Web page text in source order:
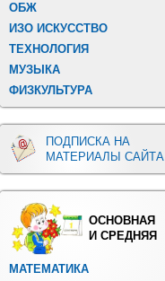
ОБЖ
ИЗО ИСКУССТВО
ТЕХНОЛОГИЯ
МУЗЫКА
ФИЗКУЛЬТУРА
ПОДПИСКА НА
МАТЕРИАЛЫ САЙТА
ОСНОВНАЯ
И СРЕДНЯЯ
МАТЕМАТИКА